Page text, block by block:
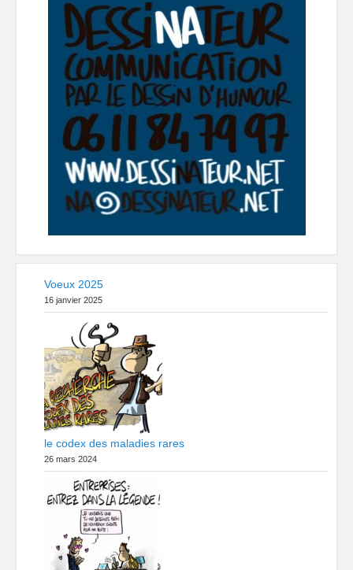
Voeux 2025
16 janvier 2025
le codex des maladies rares
26 mars 2024